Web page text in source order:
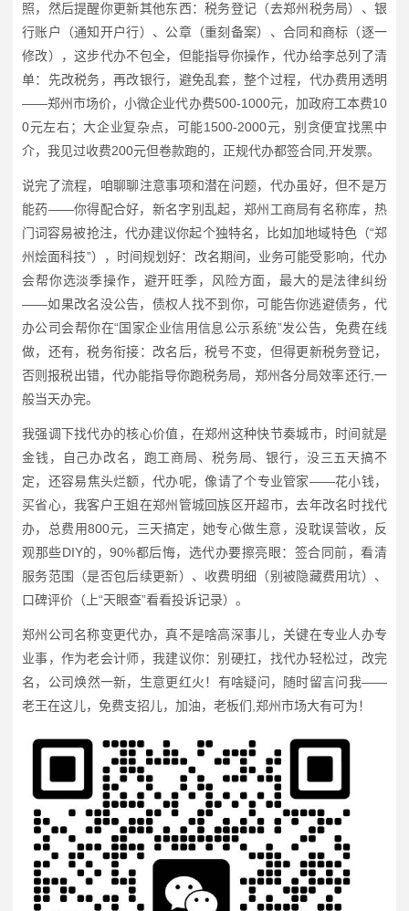
照，然后提醒你更新其他东西：税务登记（去郑州税务局）、银
行账户（通知开户行）、公章（重刻备案）、合同和商标（逐一
修改），这步代办不包全，但能指导你操作，代办给李总列了清
单：先改税务，再改银行，避免乱套，整个过程，代办费用透明
——郑州市场价，小微企业代办费500-1000元，加政府工本费10
0元左右；大企业复杂点，可能1500-2000元，别贪便宜找黑中
介，我见过收费200元但卷款跑的，正规代办都签合同,开发票。
说完了流程，咱聊聊注意事项和潜在问题，代办虽好，但不是万
能药——你得配合好，新名字别乱起，郑州工商局有名称库，热
门词容易被抢注，代办建议你起个独特名，比如加地域特色（“郑
州烩面科技”），时间规划好：改名期间，业务可能受影响，代办
会帮你选淡季操作，避开旺季，风险方面，最大的是法律纠纷
——如果改名没公告，债权人找不到你，可能告你逃避债务，代
办公司会帮你在“国家企业信用信息公示系统”发公告，免费在线
做，还有，税务衔接：改名后，税号不变，但得更新税务登记，
否则报税出错，代办能指导你跑税务局，郑州各分局效率还行,一
般当天办完。
我强调下找代办的核心价值，在郑州这种快节奏城市，时间就是
金钱，自己办改名，跑工商局、税务局、银行，没三五天搞不
定，还容易焦头烂额，代办呢，像请了个专业管家——花小钱，
买省心，我客户王姐在郑州管城回族区开超市，去年改名时找代
办，总费用800元，三天搞定，她专心做生意，没耽误营收，反
观那些DIY的，90%都后悔，选代办要擦亮眼：签合同前，看清
服务范围（是否包后续更新）、收费明细（别被隐藏费用坑）、
口碑评价（上“天眼查”看看投诉记录）。
郑州公司名称变更代办，真不是啥高深事儿，关键在专业人办专
业事，作为老会计师，我建议你：别硬扛，找代办轻松过，改完
名，公司焕然一新，生意更红火！有啥疑问，随时留言问我——
老王在这儿，免费支招儿，加油，老板们,郑州市场大有可为！